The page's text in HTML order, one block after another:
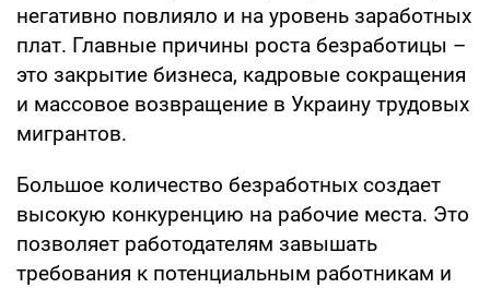
негативно повлияло и на уровень заработных
плат. Главные причины роста безработицы –
это закрытие бизнеса, кадровые сокращения
и массовое возвращение в Украину трудовых
мигрантов.
Большое количество безработных создает
высокую конкуренцию на рабочие места. Это
позволяет работодателям завышать
требования к потенциальным работникам и